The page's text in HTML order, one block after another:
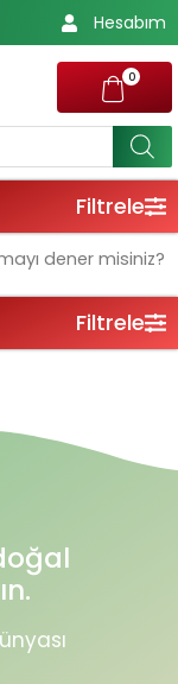
Hesabım
0
Filtrele
dener misiniz?
Filtrele